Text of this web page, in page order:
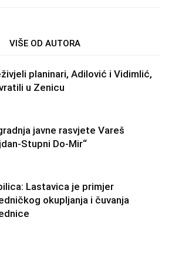
VIŠE OD AUTORA
planinari, Adilović i Vidimlić,
u Zenicu
javne rasvjete Vareš
Stupni Do-Mir“
Lastavica je primjer
okupljanja i čuvanja